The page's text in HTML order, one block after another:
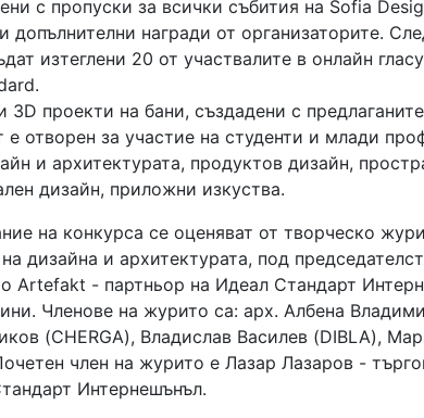
с пропуски за всички събития на Sofia
допълнителни награди от организаторите.
изтеглени 20 от участвалите в онлайн
3D проекти на бани, създадени с
е отворен за участие на студенти и млади
и архитектурата, продуктов дизайн,
дизайн, приложни изкуства.
на конкурса се оценяват от творческо
дизайна и архитектурата, под
Artefakt - партньор на Идеал Стандарт
Членове на журито са: арх. Албена
(CHERGA), Владислав Василев (DIBLA),
член на журито е Лазар Лазаров -
Интернешънъл.